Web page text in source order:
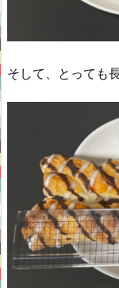
そして、とっても